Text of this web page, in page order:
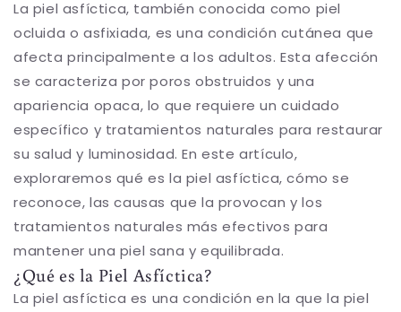
La piel asfíctica, también conocida como piel
ocluida o asfixiada, es una condición cutánea que
afecta principalmente a los adultos. Esta afección
se caracteriza por poros obstruidos y una
apariencia opaca, lo que requiere un cuidado
específico y tratamientos naturales para restaurar
su salud y luminosidad. En este artículo,
exploraremos qué es la piel asfíctica, cómo se
reconoce, las causas que la provocan y los
tratamientos naturales más efectivos para
mantener una piel sana y equilibrada.
¿Qué es la Piel Asfíctica?
La piel asfíctica es una condición en la que la piel